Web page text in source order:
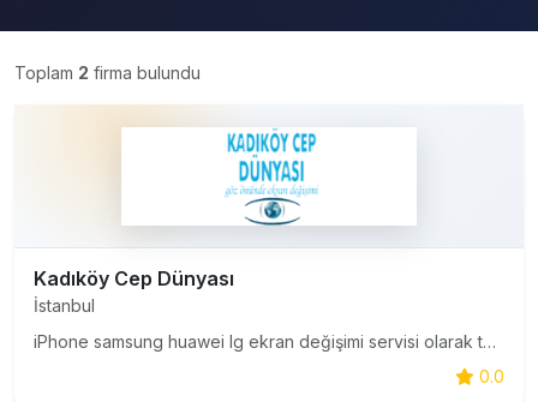
Toplam 2 firma bulundu
Kadıköy Cep Dünyası
İstanbul
iPhone samsung huawei lg ekran değişimi servisi olarak tüm işlemleri 20 dakika gibi bir zamanda göz önünde yapmaktayız.
0.0